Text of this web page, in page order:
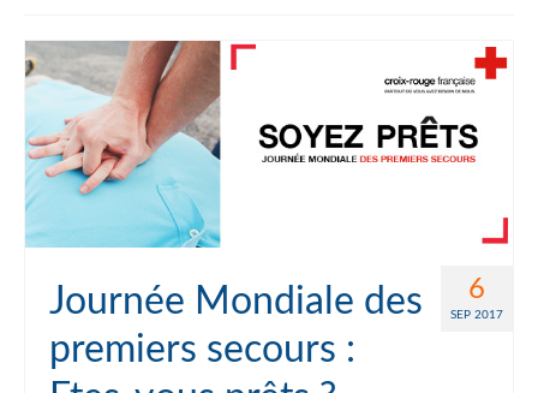
Accéder à Signals
6
SEP 2017
Journée Mondiale des
premiers secours :